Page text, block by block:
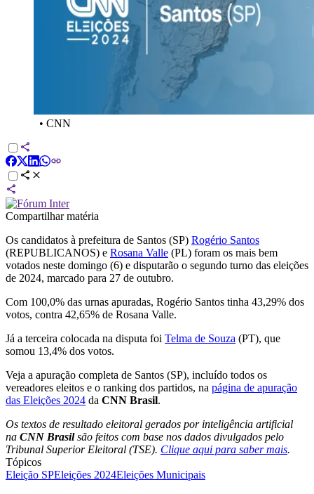
• CNN
Compartilhar matéria
Os candidatos à prefeitura de Santos (SP) Rogério Santos
(REPUBLICANOS) e Rosana Valle (PL) foram os mais bem
votados neste domingo (6) e disputarão o segundo turno das eleições
de 2024, marcado para 27 de outubro.
Com 100,0% das urnas apuradas, Rogério Santos tinha 43,29% dos
votos, contra 42,65% de Rosana Valle.
Já a terceira colocada na disputa foi Telma de Souza (PT), que
somou 13,4% dos votos.
Veja a apuração completa de Santos (SP), incluído todos os
vereadores eleitos e o ranking dos partidos, na página de apuração
das Eleições 2024 da CNN Brasil.
Os textos de resultado eleitoral gerados por inteligência artificial
na CNN Brasilsão feitos com base nos dados divulgados pelo
Tribunal Superior Eleitoral (TSE). Clique aqui para saber mais.
Tópicos
Eleição SPEleições 2024Eleições Municipais